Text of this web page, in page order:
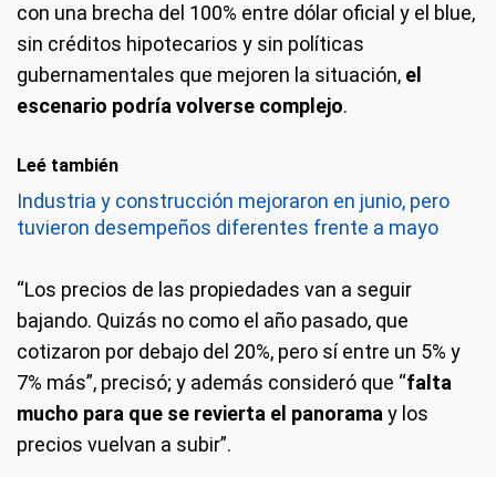
con una brecha del 100% entre dólar oficial y el blue,
sin créditos hipotecarios y sin políticas
gubernamentales que mejoren la situación, el
escenario podría volverse complejo.
Leé también
Industria y construcción mejoraron en junio, pero
tuvieron desempeños diferentes frente a mayo
“Los precios de las propiedades van a seguir
bajando. Quizás no como el año pasado, que
cotizaron por debajo del 20%, pero sí entre un 5% y
7% más”, precisó; y además consideró que “falta
mucho para que se revierta el panorama y los
precios vuelvan a subir”.